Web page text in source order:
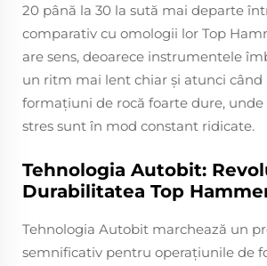
20 până la 30 la sută mai departe
comparativ cu omologii lor Top
are sens, deoarece instrumentele
un ritm mai lent chiar și atunci când
formațiuni de rocă foarte dure,
stres sunt în mod constant ridicate.
Tehnologia Autobit:
Durabilitatea Top
Tehnologia Autobit marchează un
semnificativ pentru operaţiunile de